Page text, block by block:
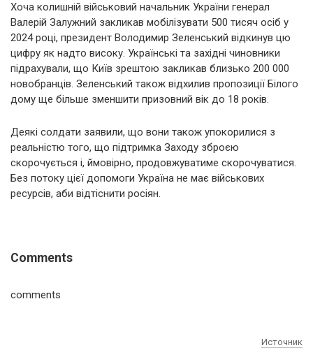
Хоча колишній військовий начальник України генерал
Валерій Залужний закликав мобілізувати 500 тисяч осіб у
2024 році, президент Володимир Зеленський відкинув цю
цифру як надто високу. Українські та західні чиновники
підрахували, що Київ зрештою закликав близько 200 000
новобранців. Зеленський також відхилив пропозиції Білого
дому ще більше зменшити призовний вік до 18 років.
Деякі солдати заявили, що вони також упокорилися з
реальністю того, що підтримка Заходу зброєю
скорочується і, ймовірно, продовжуватиме скорочуватися.
Без потоку цієї допомоги Україна не має військових
ресурсів, аби відтіснити росіян.
Comments
comments
Источник